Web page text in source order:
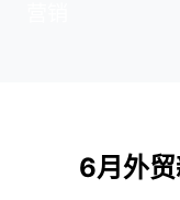
6月外